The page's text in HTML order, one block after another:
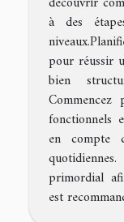
à des
pour réussir
bien
fonctionnels
en compte
primordial
est